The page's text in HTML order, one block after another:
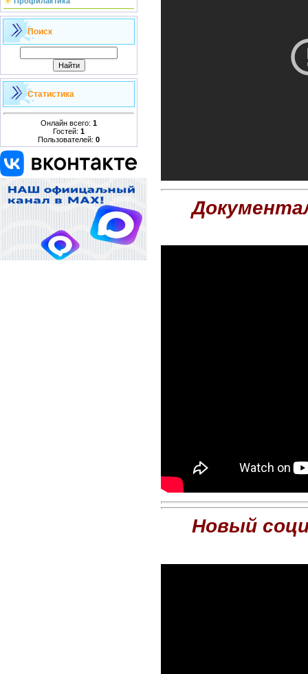
Поиск
Статистика
Онлайн всего: 1
Гостей: 1
Пользователей: 0
Новый